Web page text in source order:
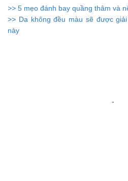
>> 5 mẹo đánh bay quầng thâm và
>> Da không đều màu sẽ được
này
-